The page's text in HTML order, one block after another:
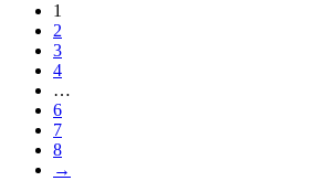
1
2
3
4
…
6
7
8
→